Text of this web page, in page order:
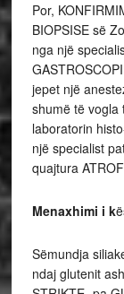
Por,
BIOPSISE së
nga një
jepet një
shumë të vogla
laboratorin
një specialist
quajtura
Menaxhimi i kë
Sëmundja
ndaj glutenit